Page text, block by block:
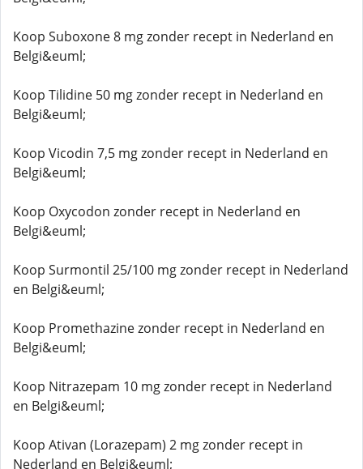
Koop Suboxone 8 mg zonder recept in Nederland en
Belgi&euml;
Koop Tilidine 50 mg zonder recept in Nederland en
Belgi&euml;
Koop Vicodin 7,5 mg zonder recept in Nederland en
Belgi&euml;
Koop Oxycodon zonder recept in Nederland en
Belgi&euml;
Koop Surmontil 25/100 mg zonder recept in Nederland
en Belgi&euml;
Koop Promethazine zonder recept in Nederland en
Belgi&euml;
Koop Nitrazepam 10 mg zonder recept in Nederland
en Belgi&euml;
Koop Ativan (Lorazepam) 2 mg zonder recept in
Nederland en Belgi&euml;